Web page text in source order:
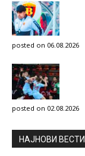
posted on 06.08.2026
posted on 02.08.2026
НAЈНОВИ ВЕСТИ